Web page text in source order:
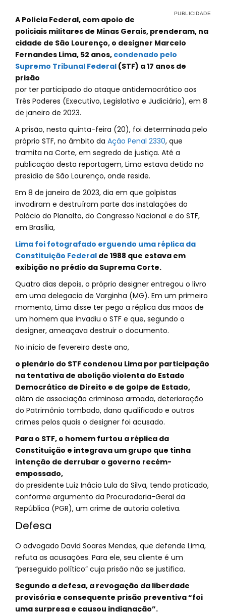
A Polícia Federal, com apoio de
policiais militares de Minas Gerais, prenderam, na
cidade de São Lourenço, o designer Marcelo
Fernandes Lima, 52 anos, condenado pelo
Supremo Tribunal Federal (STF) a 17 anos de
prisão
por ter participado do ataque antidemocrático aos
Três Poderes (Executivo, Legislativo e Judiciário), em 8
de janeiro de 2023.
A prisão, nesta quinta-feira (20), foi determinada pelo
próprio STF, no âmbito da Ação Penal 2330, que
tramita na Corte, em segredo de justiça. Até a
publicação desta reportagem, Lima estava detido no
presídio de São Lourenço, onde reside.
Em 8 de janeiro de 2023, dia em que golpistas
invadiram e destruíram parte das instalações do
Palácio do Planalto, do Congresso Nacional e do STF,
em Brasília,
Lima foi fotografado erguendo uma réplica da
Constituição Federal de 1988 que estava em
exibição no prédio da Suprema Corte.
Quatro dias depois, o próprio designer entregou o livro
em uma delegacia de Varginha (MG). Em um primeiro
momento, Lima disse ter pego a réplica das mãos de
um homem que invadiu o STF e que, segundo o
designer, ameaçava destruir o documento.
No início de fevereiro deste ano,
o plenário do STF condenou Lima por participação
na tentativa de abolição violenta do Estado
Democrático de Direito e de golpe de Estado,
além de associação criminosa armada, deterioração
do Patrimônio tombado, dano qualificado e outros
crimes pelos quais o designer foi acusado.
Para o STF, o homem furtou a réplica da
Constituição e integrava um grupo que tinha
intenção de derrubar o governo recém-
empossado,
do presidente Luiz Inácio Lula da Silva, tendo praticado,
conforme argumento da Procuradoria-Geral da
República (PGR), um crime de autoria coletiva.
Defesa
O advogado David Soares Mendes, que defende Lima,
refuta as acusações. Para ele, seu cliente é um
“perseguido político” cuja prisão não se justifica.
Segundo a defesa, a revogação da liberdade
provisória e consequente prisão preventiva “foi
uma surpresa e causou indignação”.